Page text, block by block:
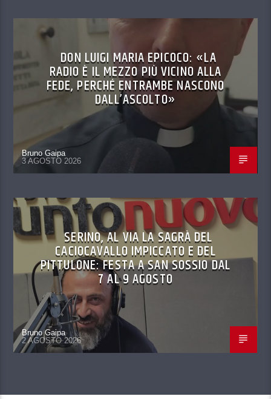
DON LUIGI MARIA EPICOCO: «LA
RADIO È IL MEZZO PIÙ VICINO ALLA
FEDE, PERCHÉ ENTRAMBE NASCONO
DALL’ASCOLTO»
Bruno Gaipa
3 AGOSTO 2026
SERINO, AL VIA LA SAGRÀ DEL
CACIOCAVALLO IMPICCATO E DEL
PITTULONE: FESTA A SAN SOSSIO DAL
7 AL 9 AGOSTO
Bruno Gaipa
2 AGOSTO 2026